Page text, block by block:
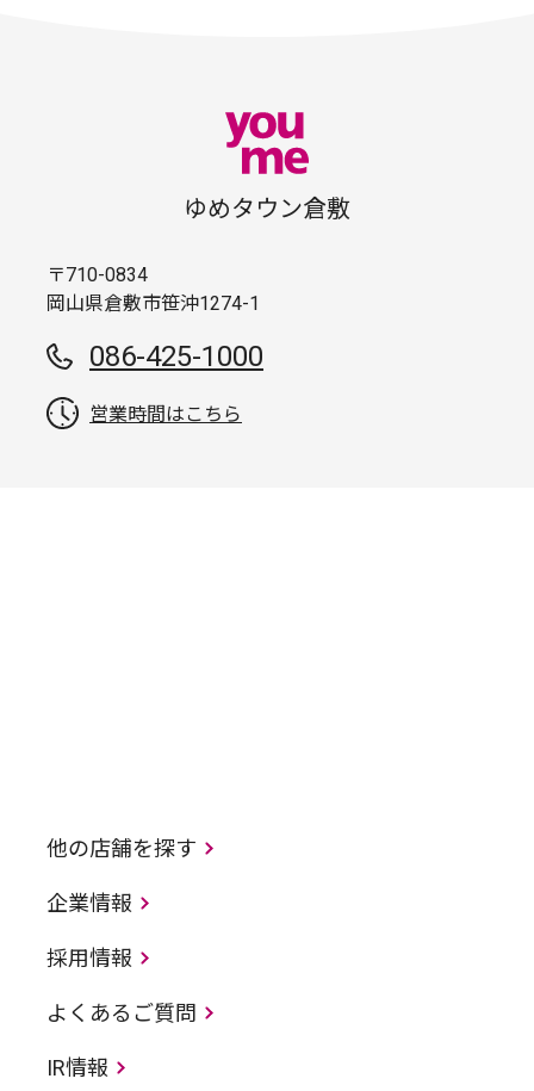
ゆめタウン倉敷
〒710-0834
岡山県倉敷市笹沖1274-1
086-425-1000
営業時間はこちら
他の店舗を探す
企業情報
採用情報
よくあるご質問
IR情報